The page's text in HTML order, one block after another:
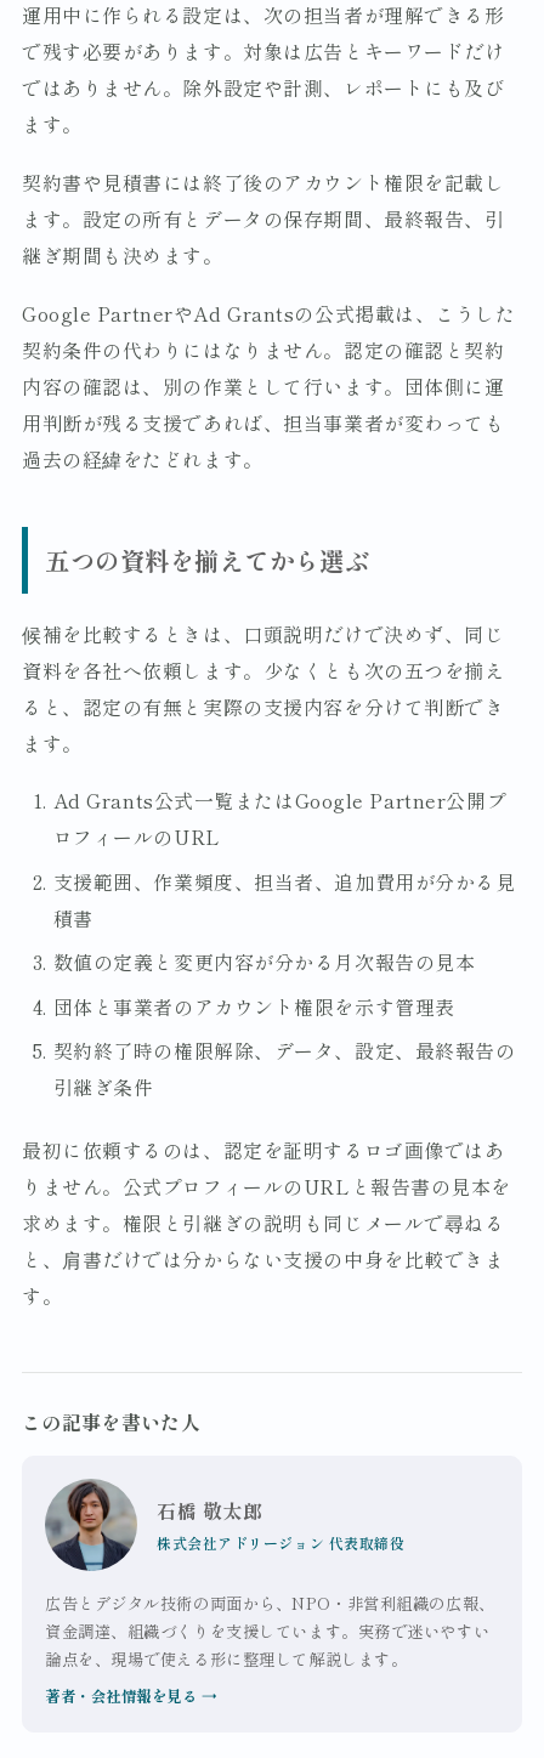
運用中に作られる設定は、次の担当者が理解できる形
で残す必要があります。対象は広告とキーワードだけ
ではありません。除外設定や計測、レポートにも及び
ます。
契約書や見積書には終了後のアカウント権限を記載し
ます。設定の所有とデータの保存期間、最終報告、引
継ぎ期間も決めます。
Google PartnerやAd Grantsの公式掲載は、こうした
契約条件の代わりにはなりません。認定の確認と契約
内容の確認は、別の作業として行います。団体側に運
用判断が残る支援であれば、担当事業者が変わっても
過去の経緯をたどれます。
五つの資料を揃えてから選ぶ
候補を比較するときは、口頭説明だけで決めず、同じ
資料を各社へ依頼します。少なくとも次の五つを揃え
ると、認定の有無と実際の支援内容を分けて判断でき
ます。
Ad Grants公式一覧またはGoogle Partner公開プ
ロフィールのURL
支援範囲、作業頻度、担当者、追加費用が分かる見
積書
数値の定義と変更内容が分かる月次報告の見本
団体と事業者のアカウント権限を示す管理表
契約終了時の権限解除、データ、設定、最終報告の
引継ぎ条件
最初に依頼するのは、認定を証明するロゴ画像ではあ
りません。公式プロフィールのURLと報告書の見本を
求めます。権限と引継ぎの説明も同じメールで尋ねる
と、肩書だけでは分からない支援の中身を比較できま
す。
この記事を書いた人
石橋 敬太郎
株式会社アドリージョン 代表取締役
広告とデジタル技術の両面から、NPO・非営利組織の広報、
資金調達、組織づくりを支援しています。実務で迷いやすい
論点を、現場で使える形に整理して解説します。
著者・会社情報を見る→